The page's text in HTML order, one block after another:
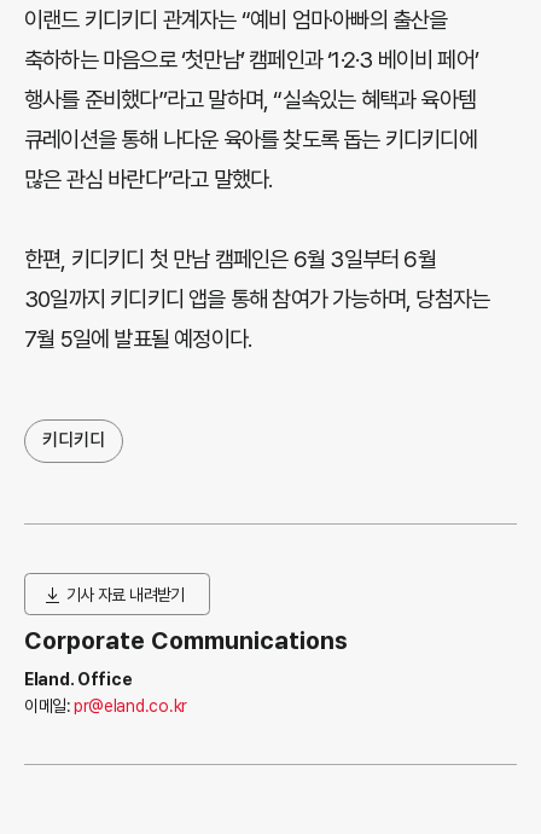
이랜드 키디키디 관계자는 “예비 엄마·아빠의 출산을
축하하는 마음으로 ‘첫만남’ 캠페인과 ‘1·2·3 베이비 페어’
행사를 준비했다”라고 말하며, “실속있는 혜택과 육아템
큐레이션을 통해 나다운 육아를 찾도록 돕는 키디키디에
많은 관심 바란다”라고 말했다.
한편, 키디키디 첫 만남 캠페인은 6월 3일부터 6월
30일까지 키디키디 앱을 통해 참여가 가능하며, 당첨자는
7월 5일에 발표될 예정이다.
키디키디
기사 자료 내려받기
Corporate Communications
Eland. Office
이메일:pr@eland.co.kr